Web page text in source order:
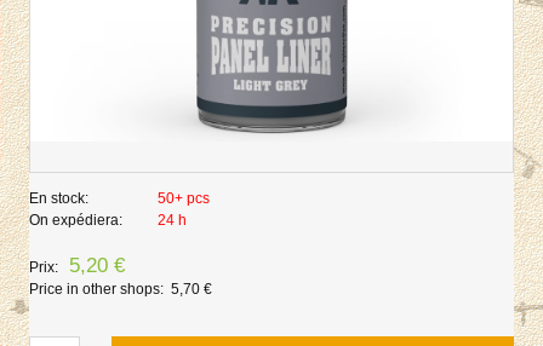
En stock:
50+ pcs
On expédiera:
24 h
Prix: 5,20 €
Price in other shops: 5,70 €